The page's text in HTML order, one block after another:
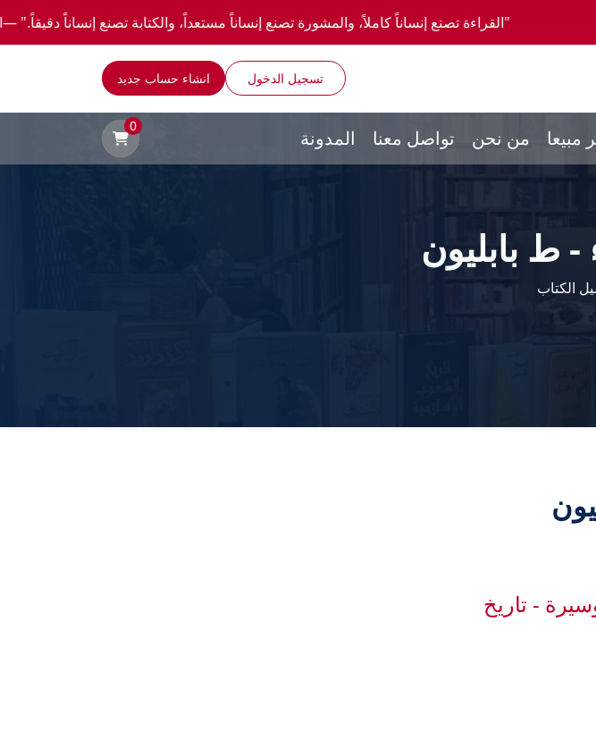
"القراءة تصنع إنساناً كاملاً، والمشورة تصنع إنساناً مستعداً، والكتابة تصنع إنساناً دقيقاً." —احصل علي عروض وخصومات خاصة عن
تسجيل الدخول انشاء حساب جديد
المدونة تواصل معنا من نحن مبيعا 0
- ط بابليون
الكتاب
- تاريخ